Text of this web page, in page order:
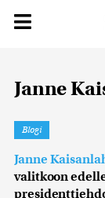
Janne
Blogi
Janne
valitkoon